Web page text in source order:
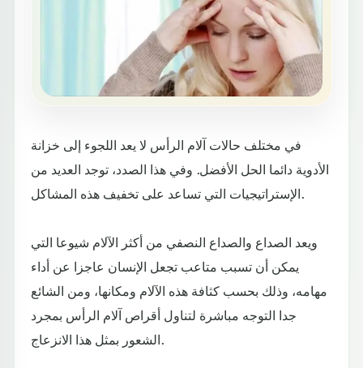
في مختلف حالات آلام الرأس لا يعد اللجوء إلى خزانة
الأدوية دائما الحل الأفضل. وفي هذا الصدد، توجد العديد من
الإستراتيجيات التي تساعد على تخفيف هذه المشاكل.
ويعد الصداع والصداع النصفي من أكثر الآلام شيوعا التي
يمكن أن تسبب متاعب تجعل الإنسان عاجزا عن أداء
مهامه، وذلك بحسب كثافة هذه الآلام ومكانها، ومن الشائع
جدا التوجه مباشرة لتناول أقراص آلام الرأس بمجرد
الشعور بمثل هذا الانزعاج.